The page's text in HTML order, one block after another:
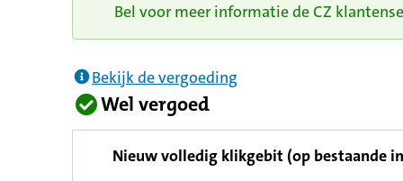
Bel voor meer informatie de CZ
Bekijk de vergoeding
Wel vergoed
Nieuw volledig klikgebit (op bestaande